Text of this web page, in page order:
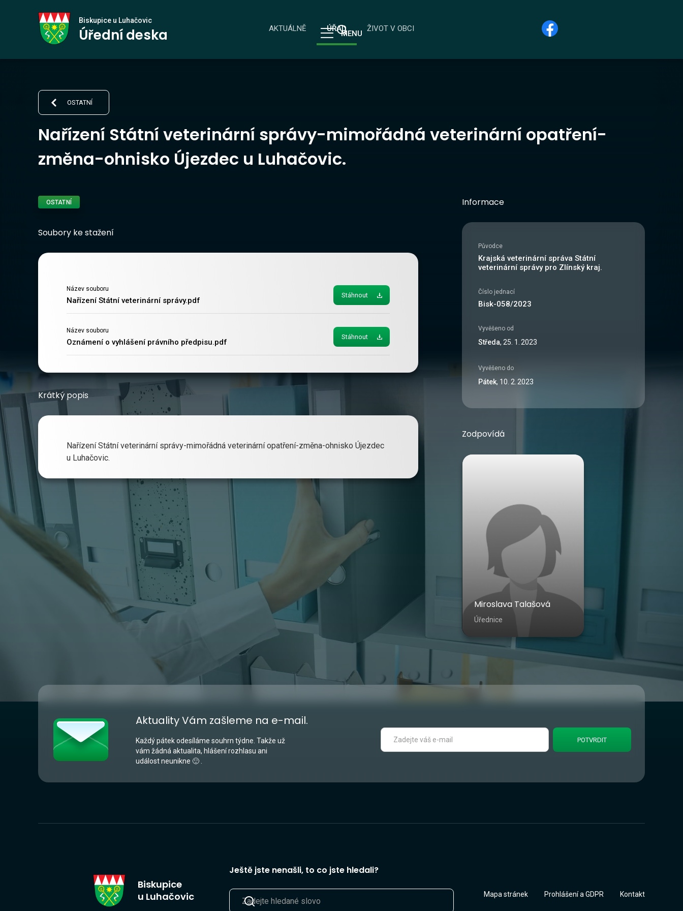
Biskupice
u Luhačovic
AKTUÁLNĚ ÚŘAD ŽIVOT V OBCI
MENU
Biskupice u Luhačovic
Úřední deska
OSTATNÍ
Nařízení Státní veterinární správy-mimořádná veterinární opatření-
změna-ohnisko Újezdec u Luhačovic.
OSTATNÍ
Soubory ke stažení
Název souboru
Nařízení Státní veterinární správy.pdf
Stáhnout
Název souboru
Oznámení o vyhlášení právního předpisu.pdf
Stáhnout
Krátký popis
Nařízení Státní veterinární správy-mimořádná veterinární opatření-změna-ohnisko Újezdec
u Luhačovic.
Informace
Původce
Krajská veterinární správa Státní
veterinární správy pro Zlínský kraj.
Číslo jednací
Bisk-058/2023
Vyvěšeno od
Středa, 25 1 2023
Vyvěšeno do
Pátek, 10 2 2023
Zodpovídá
Miroslava Talašová
Úřednice
Aktuality Vám zašleme na e-mail.
Každý pátek odesíláme souhrn týdne. Takže už
vám žádná aktualita, hlášení rozhlasu ani
událost neunikne 🙂 .
Biskupice
u Luhačovic
Ještě jste nenašli, to co jste hledali?
Mapa stránek Prohlášení a GDPR Kontakt